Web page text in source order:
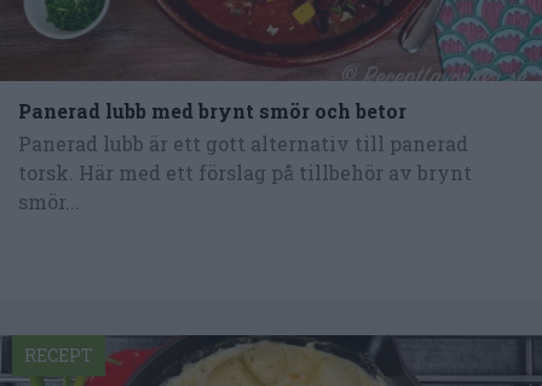
Panerad lubb med brynt smör och betor
Panerad lubb är ett gott alternativ till panerad
torsk. Här med ett förslag på tillbehör av brynt
smör...
RECEPT